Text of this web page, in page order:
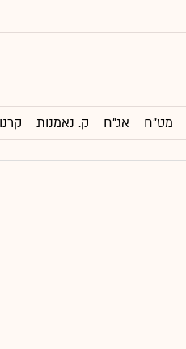
מט"ח אג"ח ק. נאמנות